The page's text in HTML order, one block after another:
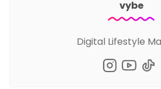
vybe
Digital Lifestyle